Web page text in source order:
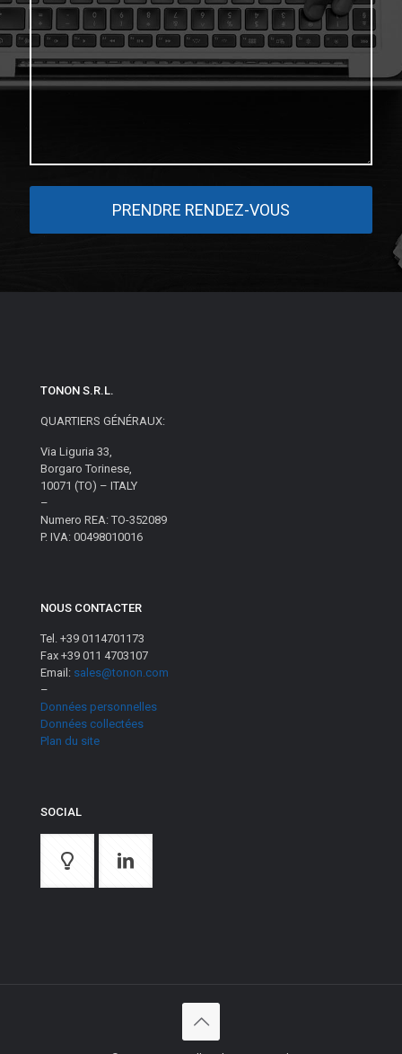
TONON S.R.L.
QUARTIERS GÉNÉRAUX:
Via Liguria 33,
Borgaro Torinese,
10071 (TO) – ITALY
–
Numero REA: TO-352089
P. IVA: 00498010016
NOUS CONTACTER
Tel. +39 0114701173
Fax +39 011 4703107
Email: sales@tonon.com
–
Données personnelles
Données collectées
Plan du site
SOCIAL